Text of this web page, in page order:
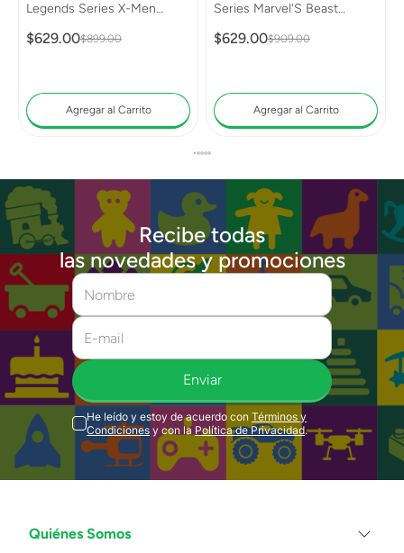
Legends Series X-Men
G0820
$629.00$899.00
Agregar al Carrito
Series Marvel'S Beast
$629.00$909.00
Agregar al Carrito
Recibe todas
las novedades y promociones
Enviar
He leído y estoy de acuerdo con Términos y
Condiciones y con la Política de Privacidad.
Quiénes Somos